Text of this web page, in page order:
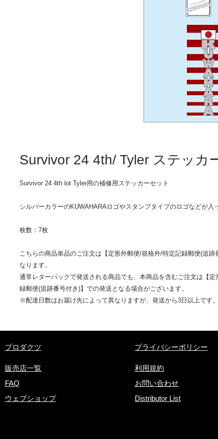
Survivor 24 4th/ Tyler ステッカ
Survivor 24 4th lot Tyler用の補修用ステッカーセット
シルバーカラーのKUWAHARAロゴやスタンプタイプのロゴなどが入
枚数：7枚
こちらの商品単品のご注文は【定形外郵便/規格外/特定記録郵便(追跡
なります。
通常レターパックで発送される商品でも、本商品を含むご注文は【
録郵便(追跡番号付き)】での発送となる場合がございます。
※配達日数はお届け先によって異なりますが、発送から3日以上です
​プロダクツ
販売店一覧
FAQ
ウェブショップ
プライバシーポリシー
利用規約
お問い合わせ
Distributor List